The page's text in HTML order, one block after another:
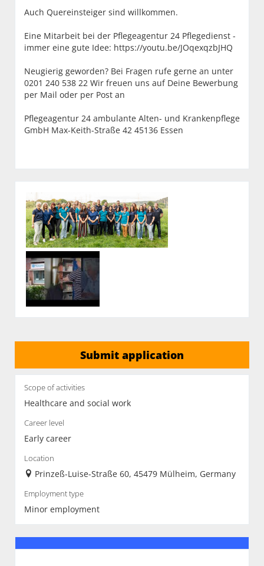
Auch Quereinsteiger sind willkommen.
Eine Mitarbeit bei der Pflegeagentur 24 Pflegedienst -
immer eine gute Idee: https://youtu.be/JOqexqzbJHQ
Neugierig geworden? Bei Fragen rufe gerne an unter
0201 240 538 22 Wir freuen uns auf Deine Bewerbung
per Mail oder per Post an
Pflegeagentur 24 ambulante Alten- und Krankenpflege
GmbH Max-Keith-Straße 42 45136 Essen
Submit application
Scope of activities
Healthcare and social work
Career level
Early career
Location
Prinzeß-Luise-Straße 60, 45479 Mülheim, Germany
Employment type
Minor employment